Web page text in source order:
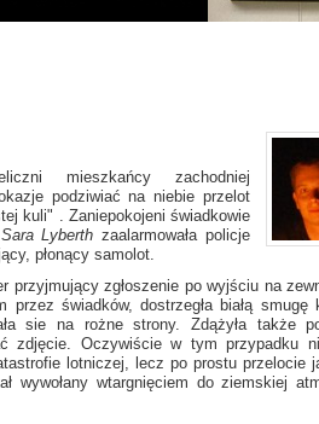
mieszkańcy zachodniej
podziwiać na niebie przelot
kuli" . Zaniepokojeni świadkowie
Sara Lyberth zaalarmowała policje
płonący samolot.
przyjmujący zgłoszenie po wyjściu na
przez świadków, dostrzegła białą smugę
sie na rożne strony. Zdążyła także
zdjęcie. Oczywiście w tym przypadku
lotniczej, lecz po prostu przelocie
wywołany wtargnięciem do ziemskiej